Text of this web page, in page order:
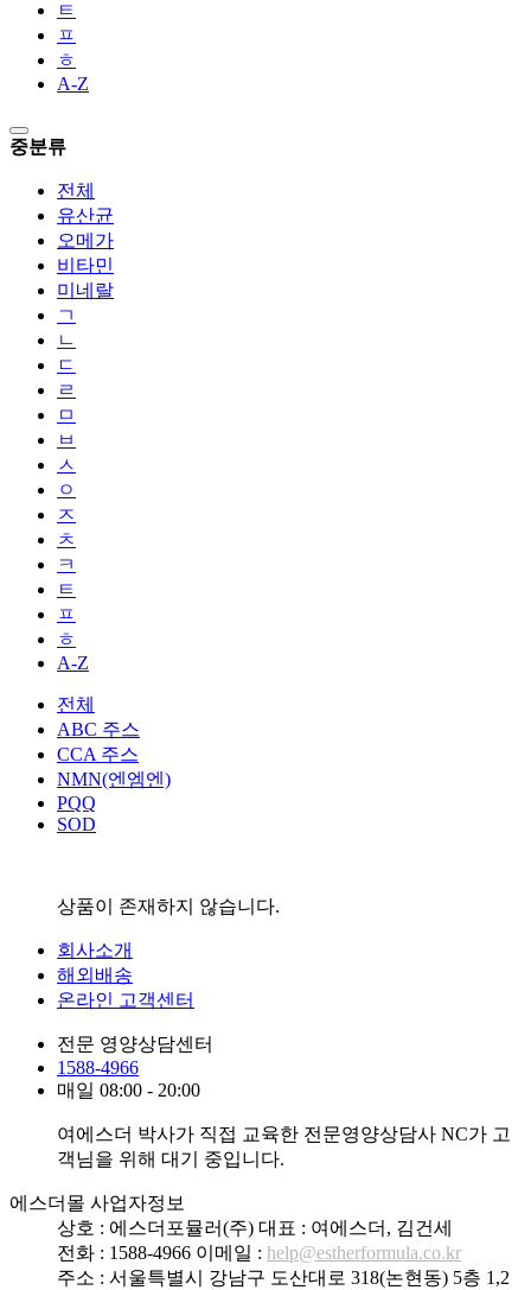
ㅌ
ㅍ
ㅎ
A-Z
중분류
전체
유산균
오메가
비타민
미네랄
ㄱ
ㄴ
ㄷ
ㄹ
ㅁ
ㅂ
ㅅ
ㅇ
ㅈ
ㅊ
ㅋ
ㅌ
ㅍ
ㅎ
A-Z
전체
ABC 주스
CCA 주스
NMN(엔엠엔)
PQQ
SOD
상품이 존재하지 않습니다.
회사소개
해외배송
온라인 고객센터
전문 영양상담센터
1588-4966
매일 08:00 - 20:00
여에스더 박사가 직접 교육한 전문영양상담사 NC가 고
객님을 위해 대기 중입니다.
에스더몰 사업자정보
상호 : 에스더포뮬러(주) 대표 : 여에스더, 김건세
전화 : 1588-4966 이메일 : help@estherformula.co.kr
주소 : 서울특별시 강남구 도산대로 318(논현동) 5층 1,2